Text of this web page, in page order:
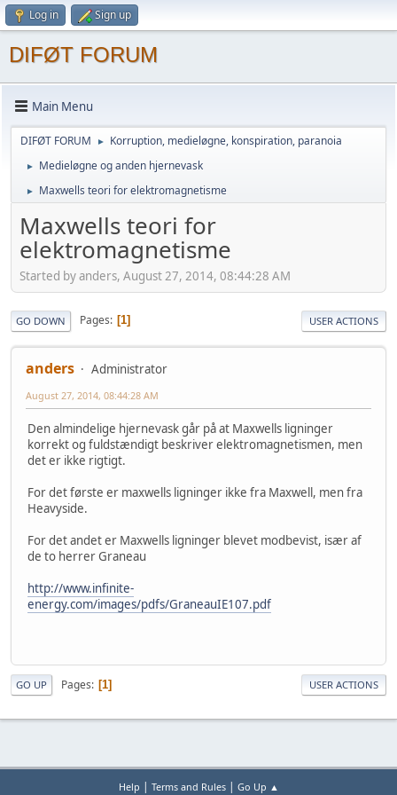
Log in Sign up
DIFØT FORUM
Main Menu
DIFØT FORUM ► Korruption, medieløgne, konspiration, paranoia
► Medieløgne og anden hjernevask
► Maxwells teori for elektromagnetisme
Maxwells teori for
elektromagnetisme
Started by anders, August 27, 2014, 08:44:28 AM
GO DOWN Pages 1 USER ACTIONS
anders Administrator
August 27, 2014, 08:44:28 AM
Den almindelige hjernevask går på at Maxwells ligninger
korrekt og fuldstændigt beskriver elektromagnetismen, men
det er ikke rigtigt.
For det første er maxwells ligninger ikke fra Maxwell, men fra
Heavyside.
For det andet er Maxwells ligninger blevet modbevist, især af
de to herrer Graneau
http://www.infinite-
energy.com/images/pdfs/GraneauIE107.pdf
GO UP Pages 1 USER ACTIONS
Help Terms and Rules| Go Up ▲